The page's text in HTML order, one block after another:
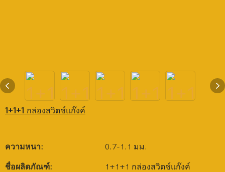
1+1+1 กล่องสวิตช์แก๊งค์
ความหนา: 0.7-1.1 มม.
ชื่อผลิตภัณฑ์: 1+1+1 กล่องสวิตช์แก๊งค์